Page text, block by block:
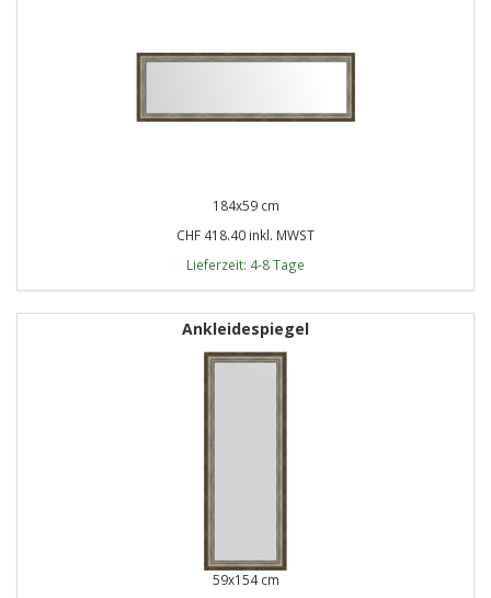
184x59 cm
CHF 418.40 inkl. MWST
Lieferzeit: 4-8 Tage
Ankleidespiegel
59x154 cm